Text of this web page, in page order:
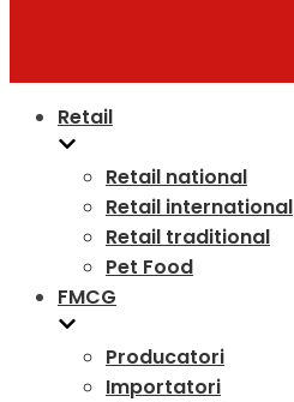
Retail
Retail national
Retail international
Retail traditional
Pet Food
FMCG
Producatori
Importatori